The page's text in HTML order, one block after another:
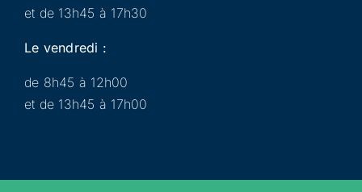
et de 13h45 à 17h30
Le vendredi :
de 8h45 à 12h00
et de 13h45 à 17h00